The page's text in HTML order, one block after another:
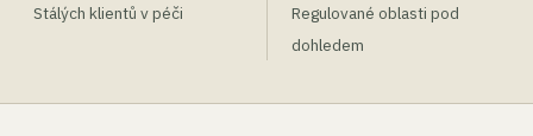
Stálých klientů v péči
Regulované oblasti pod
dohledem